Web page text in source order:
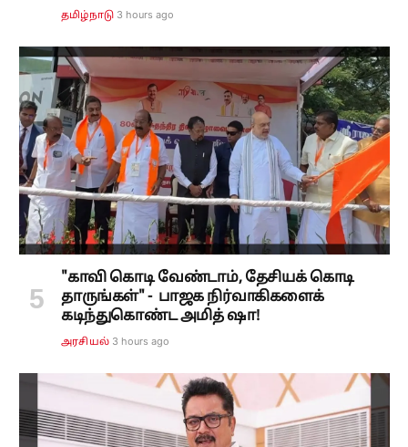
தமிழ்நாடு 3 hours ago
"காவி கொடி வேண்டாம், தேசியக் கொடி
தாருங்கள்" - பாஜக நிர்வாகிகளைக்
கடிந்துகொண்ட அமித் ஷா!
அரசியல் 3 hours ago